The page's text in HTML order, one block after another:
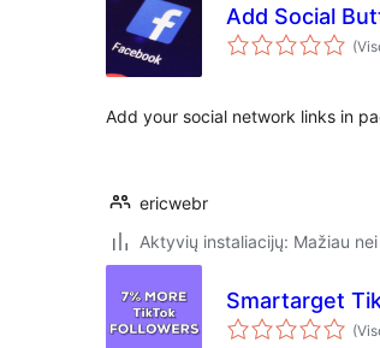
Add Social
Add your social network links in
ericwebr
Aktyvių instaliacijų: Mažiau nei
Smartarget